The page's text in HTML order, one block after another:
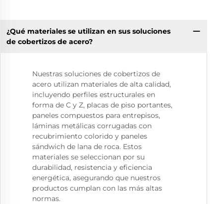
¿Qué materiales se utilizan en sus soluciones
de cobertizos de acero?
Nuestras soluciones de cobertizos de
acero utilizan materiales de alta calidad,
incluyendo perfiles estructurales en
forma de C y Z, placas de piso portantes,
paneles compuestos para entrepisos,
láminas metálicas corrugadas con
recubrimiento colorido y paneles
sándwich de lana de roca. Estos
materiales se seleccionan por su
durabilidad, resistencia y eficiencia
energética, asegurando que nuestros
productos cumplan con las más altas
normas.